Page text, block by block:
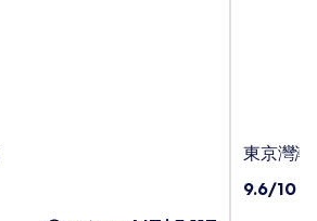
東
灣
東京灣
9.6
9.6/10